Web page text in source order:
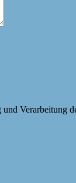
Verarbeitung